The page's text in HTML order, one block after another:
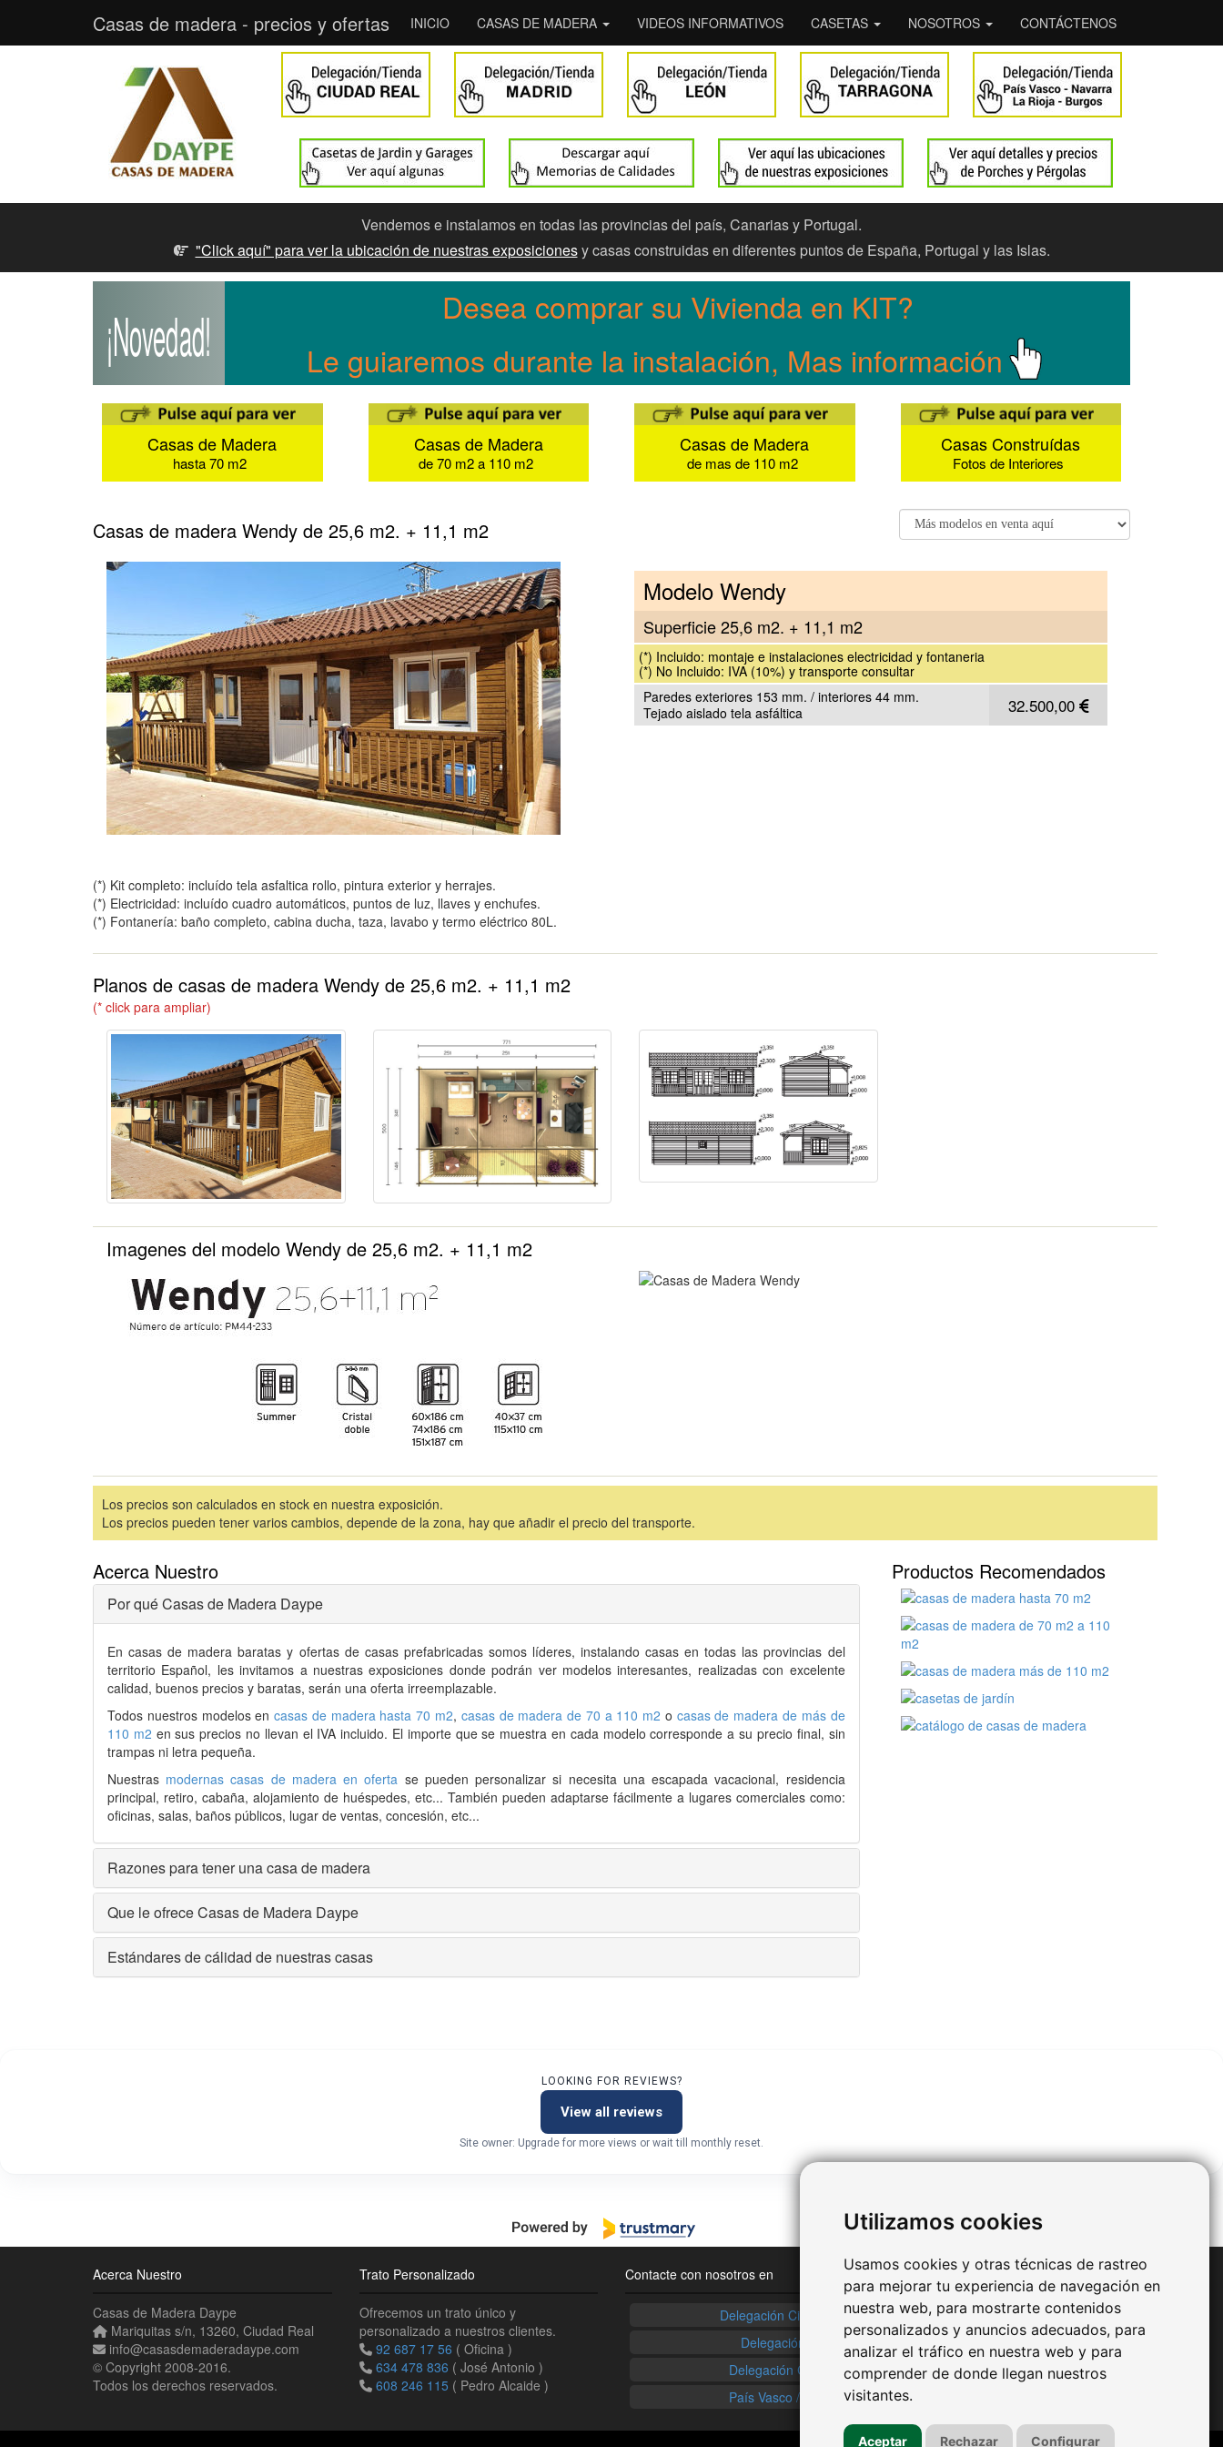
Utilizamos cookies
Usamos cookies y otras técnicas de rastreo
para mejorar tu experiencia de navegación en
nuestra web, para mostrarte contenidos
personalizados y anuncios adecuados, para
analizar el tráfico en nuestra web y para
comprender de donde llegan nuestros
visitantes.
Aceptar Rechazar Configurar
Casas de madera - precios y ofertas INICIO CASAS DE MADERA VIDEOS INFORMATIVOS CASETAS NOSOTROS CONTÁCTENOS
Vendemos e instalamos en todas las provincias del país, Canarias y Portugal.
"Click aquí" para ver la ubicación de nuestras exposicionesy casas construidas en diferentes puntos de España, Portugal y las Islas.
¡Novedad!
Desea comprar su Vivienda en KIT?
Le guiaremos durante la instalación, Mas información
Casas de Madera
hasta 70 m2
Casas de Madera
de 70 m2 a 110 m2
Casas de Madera
de mas de 110 m2
Casas Construídas
Fotos de Interiores
Casas de madera Wendy de 25,6 m2. + 11,1 m2
Modelo Wendy
Superficie 25,6 m2. + 11,1 m2
(*) Incluido: montaje e instalaciones electricidad y fontaneria
(*) No Incluido: IVA (10%) y transporte consultar
Paredes exteriores 153 mm. / interiores 44 mm.
Tejado aislado tela asfáltica
32.500,00
(*) Kit completo: incluído tela asfaltica rollo, pintura exterior y herrajes.
(*) Electricidad: incluído cuadro automáticos, puntos de luz, llaves y enchufes.
(*) Fontanería: baño completo, cabina ducha, taza, lavabo y termo eléctrico 80L.
Planos de casas de madera Wendy de 25,6 m2. + 11,1 m2
(* click para ampliar)
Imagenes del modelo Wendy de 25,6 m2. + 11,1 m2
Los precios son calculados en stock en nuestra exposición.
Los precios pueden tener varios cambios, depende de la zona, hay que añadir el precio del transporte.
Acerca Nuestro
Por qué Casas de Madera Daype
Encasas de madera baratas y ofertas de casas prefabricadassomos líderes, instalando casas en todas las provincias del
territorio Español, les invitamos a nuestras exposiciones donde podrán ver modelos interesantes, realizadas con excelente
calidad, buenos precios y baratas, serán una oferta irreemplazable.
Todos nuestros modelos encasas de madera hasta 70 m2, casas de madera de 70 a 110 m2 o casas de madera de más de
110 m2 en sus precios no llevan el IVA incluido. El importe que se muestra en cada modelo corresponde a su precio final, sin
trampas ni letra pequeña.
Nuestras modernas casas de madera en oferta se pueden personalizar si necesita una escapada vacacional, residencia
principal, retiro, cabaña, alojamiento de huéspedes, etc... También pueden adaptarse fácilmente a lugares comerciales como:
oficinas, salas, baños públicos, lugar de ventas, concesión, etc...
Razones para tener una casa de madera
Que le ofrece Casas de Madera Daype
Estándares de cálidad de nuestras casas
Productos Recomendados
LOOKING FOR REVIEWS?
View all reviews
Site owner: Upgrade for more views or wait till monthly reset.
Acerca Nuestro
Casas de Madera Daype
Mariquitas s/n, 13260, Ciudad Real
info@casasdemaderadaype.com
© Copyright 2008-2016.
Todos los derechos reservados.
Trato Personalizado
Ofrecemos un trato único y
personalizado a nuestros clientes.
92 687 17 56 ( Oficina )
634 478 836 ( José Antonio )
608 246 115 ( Pedro Alcaide )
Contacte con nosotros en
Delegación Ciudad Real
Delegación León
Delegación Cataluña
País Vasco / Navarra
Redes Sociales
-Facebook
-Twitter
-Youtube
- Pinterest